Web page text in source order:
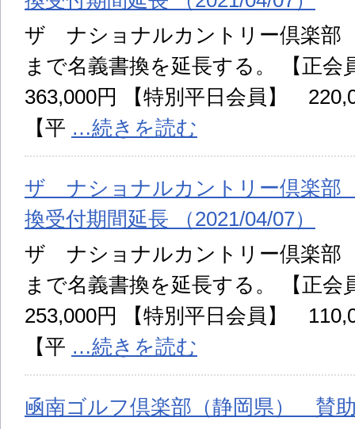
ザ ナショナルカントリー倶楽部
まで名義書換を延長する。 【
363,000円 【特別平日会員】
【平 …続きを読む
ザ ナショナルカントリー倶楽
換受付期間延長 （2021/04/07）
ザ ナショナルカントリー倶楽部
まで名義書換を延長する。 【
253,000円 【特別平日会員】
【平 …続きを読む
凾南ゴルフ倶楽部（静岡県） 賛